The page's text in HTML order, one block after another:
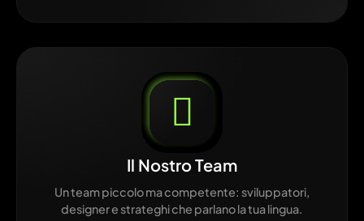
Il Nostro Team
Un team piccolo ma competente: sviluppatori,
designer e strateghi che parlano la tua lingua.